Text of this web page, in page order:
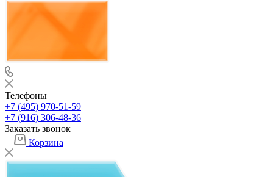
Телефоны
+7 (495) 970-51-59
+7 (916) 306-48-36
Заказать звонок
Корзина